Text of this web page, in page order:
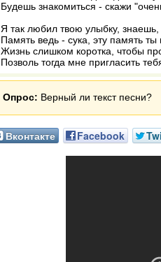
Будешь знакомиться - скажи
Я так любил твою улыбку, знаешь,
Память ведь - сука, эту память
Жизнь слишком коротка, чтобы
Позволь тогда мне пригласить
Опрос: Верный ли текст песни?
Вконтакте Facebook